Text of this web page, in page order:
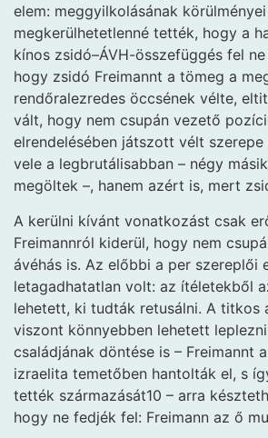
elem: meggyilkolásának körülményei
megkerülhetetlenné tették, hogy a
kínos zsidó–ÁVH-összefüggés fel
hogy zsidó Freimannt a tömeg a
rendőralezredes öccsének vélte,
vált, hogy nem csupán vezető
elrendelésében játszott vélt
vele a legbrutálisabban – négy
megöltek –, hanem azért is, mert
A kerülni kívánt vonatkozást csak
Freimannról kiderül, hogy nem
ávéhás is. Az előbbi a per szereplői
letagadhatatlan volt: az ítéletekből
lehetett, ki tudták retusálni. A titkos
viszont könnyebben lehetett
családjának döntése is – Freimannt
izraelita temetőben hantolták el, s
tették származását10 – arra
hogy ne fedjék fel: Freimann az ő